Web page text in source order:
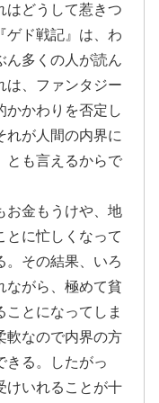
はどうして惹きつ
ゲド戦記』は、わ
ん多くの人が読ん
は、ファンタジー
かかわりを否定し
れが人間の内界に
とも言えるからで
金もうけや、地
とに忙しくなって
。その結果、いろ
ながら、極めて貧
ことになってしま
軟なので内界の方
きる。したがっ
けいれることが十